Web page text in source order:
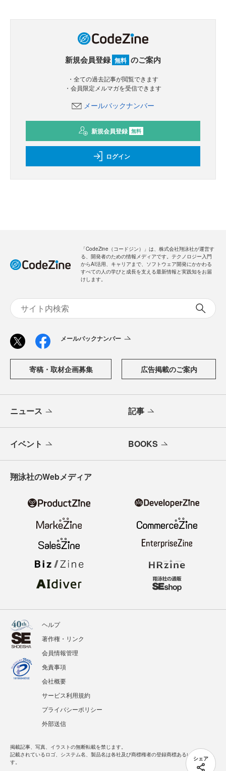
シェア
新規会員登録 無料 のご案内
・全ての過去記事が閲覧できます
・会員限定メルマガを受信できます
メールバックナンバー
新規会員登録 無料
ログイン
「CodeZine（コードジン）」は、株式会社翔泳社が運営す
る、開発者のための情報メディアです。テクノロジー入門
からAI活用、キャリアまで、ソフトウェア開発にかかわる
すべての人の学びと成長を支える最新情報と実践知をお届
けします。
メールバックナンバー
寄稿・取材企画募集 広告掲載のご案内
ニュース 記事
イベント BOOKS
翔泳社のWebメディア
ヘルプ
著作権・リンク
会員情報管理
免責事項
会社概要
サービス利用規約
プライバシーポリシー
外部送信
掲載記事、写真、イラストの無断転載を禁じます。
記載されているロゴ、システム名、製品名は各社及び商標権者の登録商標あるいは商標で
す。